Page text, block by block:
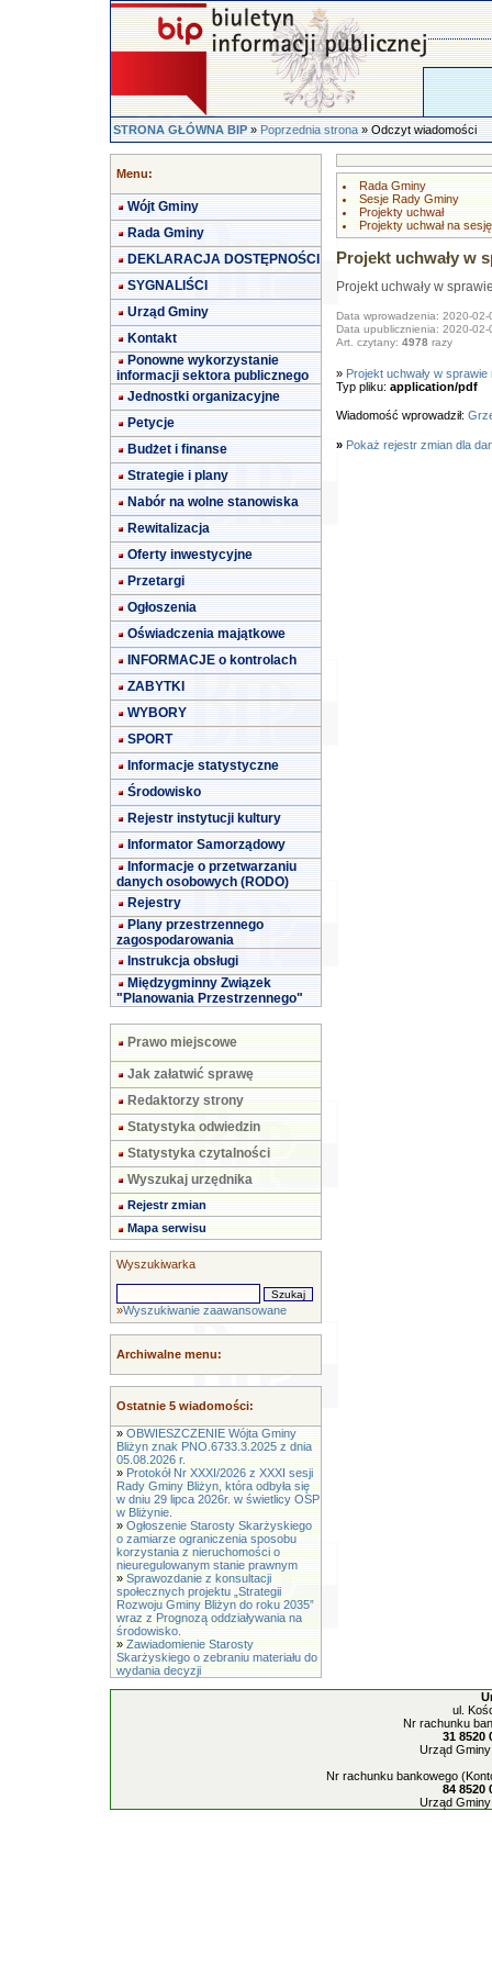
STRONA GŁÓWNA BIP»Poprzednia strona» Odczyt wiadomości
Menu:
Wójt Gminy
Rada Gminy
DEKLARACJA DOSTĘPNOŚCI
SYGNALIŚCI
Urząd Gminy
Kontakt
Ponowne wykorzystanie
informacji sektora publicznego
Jednostki organizacyjne
Petycje
Budżet i finanse
Strategie i plany
Nabór na wolne stanowiska
Rewitalizacja
Oferty inwestycyjne
Przetargi
Ogłoszenia
Oświadczenia majątkowe
INFORMACJE o kontrolach
ZABYTKI
WYBORY
SPORT
Informacje statystyczne
Środowisko
Rejestr instytucji kultury
Informator Samorządowy
Informacje o przetwarzaniu
danych osobowych (RODO)
Rejestry
Plany przestrzennego
zagospodarowania
Instrukcja obsługi
Międzygminny Związek
"Planowania Przestrzennego"
Prawo miejscowe
Jak załatwić sprawę
Redaktorzy strony
Statystyka odwiedzin
Statystyka czytalności
Wyszukaj urzędnika
Rejestr zmian
Mapa serwisu
Wyszukiwarka
»Wyszukiwanie zaawansowane
Archiwalne menu:
Ostatnie 5 wiadomości:
» OBWIESZCZENIE Wójta Gminy
Bliżyn znak PNO.6733.3.2025 z dnia
05.08.2026 r.
» Protokół Nr XXXI/2026 z XXXI sesji
Rady Gminy Bliżyn, która odbyła się
w dniu 29 lipca 2026r. w świetlicy OSP
w Bliżynie.
» Ogłoszenie Starosty Skarżyskiego
o zamiarze ograniczenia sposobu
korzystania z nieruchomości o
nieuregulowanym stanie prawnym
» Sprawozdanie z konsultacji
społecznych projektu „Strategii
Rozwoju Gminy Bliżyn do roku 2035”
wraz z Prognozą oddziaływania na
środowisko.
» Zawiadomienie Starosty
Skarżyskiego o zebraniu materiału do
wydania decyzji
Rada Gminy
Sesje Rady Gminy
Projekty uchwał
Projekty uchwał na
Projekt uchwały w
Projekt uchwały w
Data wprowadzenia: 2020-02-
Data upublicznienia: 2020-02-
Art. czytany: 4978 razy
» Projekt uchwały w
Typ pliku: application/pdf
Wiadomość wprowadził:
» Pokaż rejestr zmian dla
ul.
Nr rachunku
31 8520
Urząd
Nr rachunku bankowego
84 8520
Urząd